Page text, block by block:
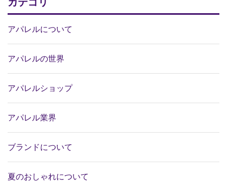
アパレルについて
アパレルの世界
アパレルショップ
アパレル業界
ブランドについて
夏のおしゃれについて